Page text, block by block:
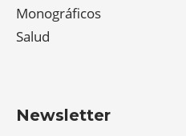
Monográficos
Salud
Newsletter